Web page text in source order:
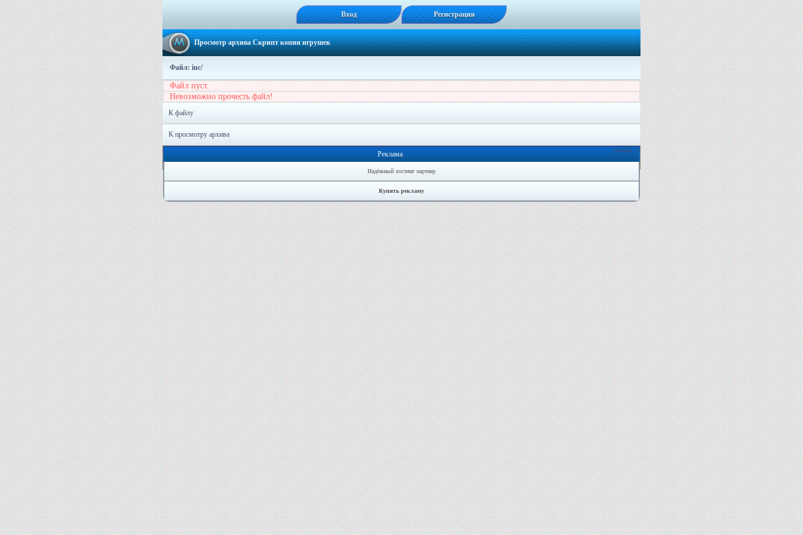
Вход Регистрация
Просмотр архива Скрипт копии игрушек
Файл: inc/
Файл пуст.
Невозможно прочесть файл!
К файлу
К просмотру архива
Онлайн: 1
Реклама
Надёжный хостинг партнер
Купить рекламу